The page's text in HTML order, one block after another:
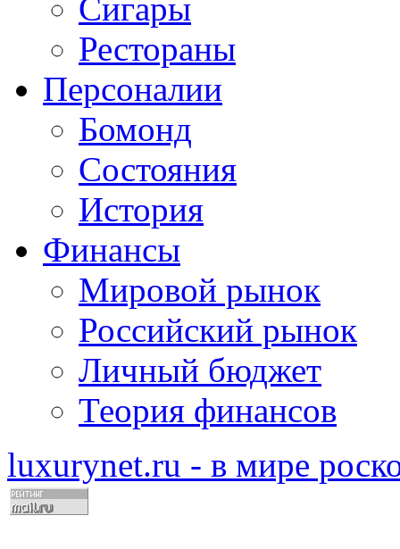
Сигары
Рестораны
Персоналии
Бомонд
Состояния
История
Финансы
Мировой рынок
Российский рынок
Личный бюджет
Теория финансов
luxurynet.ru - в мире